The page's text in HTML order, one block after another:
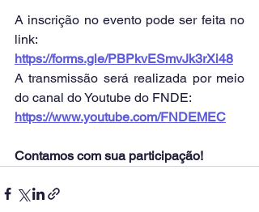
A inscrição no evento pode ser feita no
link:
https://forms.gle/PBPkvESmvJk3rXi48
A transmissão será realizada por meio
do canal do Youtube do FNDE:
https://www.youtube.com/FNDEMEC
Contamos com sua participação!